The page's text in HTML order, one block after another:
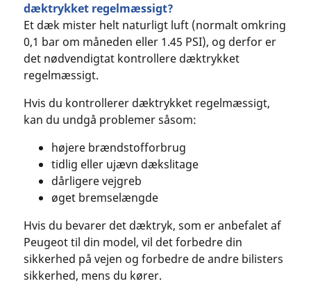
dæktrykket regelmæssigt?
Et dæk mister helt naturligt luft (normalt omkring
0,1 bar om måneden eller 1.45 PSI), og derfor er
det nødvendigtat kontrollere dæktrykket
regelmæssigt.
Hvis du kontrollerer dæktrykket regelmæssigt,
kan du undgå problemer såsom:
højere brændstofforbrug
tidlig eller ujævn dækslitage
dårligere vejgreb
øget bremselængde
Hvis du bevarer det dæktryk, som er anbefalet af
Peugeot til din model, vil det forbedre din
sikkerhed på vejen og forbedre de andre bilisters
sikkerhed, mens du kører.